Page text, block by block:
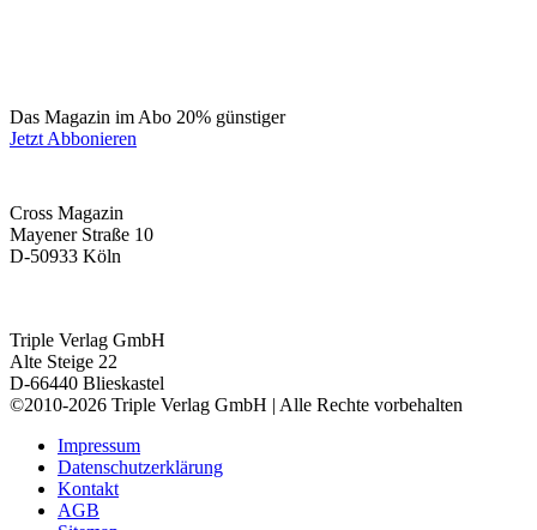
Das Magazin im Abo 20% günstiger
Jetzt Abbonieren
Cross Magazin
Mayener Straße 10
D-50933 Köln
Triple Verlag GmbH
Alte Steige 22
D-66440 Blieskastel
©2010-2026 Triple Verlag GmbH | Alle Rechte vorbehalten
Impressum
Datenschutzerklärung
Kontakt
AGB